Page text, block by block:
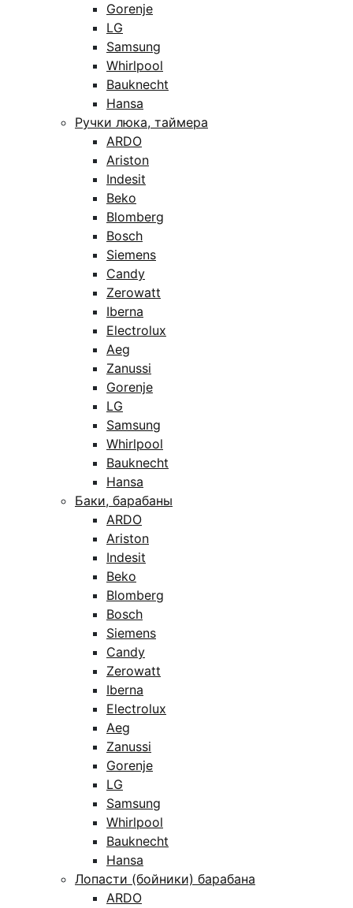
Gorenje
LG
Samsung
Whirlpool
Bauknecht
Hansa
Ручки люка, таймера
ARDO
Ariston
Indesit
Beko
Blomberg
Bosch
Siemens
Candy
Zerowatt
Iberna
Electrolux
Aeg
Zanussi
Gorenje
LG
Samsung
Whirlpool
Bauknecht
Hansa
Баки, барабаны
ARDO
Ariston
Indesit
Beko
Blomberg
Bosch
Siemens
Candy
Zerowatt
Iberna
Electrolux
Aeg
Zanussi
Gorenje
LG
Samsung
Whirlpool
Bauknecht
Hansa
Лопасти (бойники) барабана
ARDO